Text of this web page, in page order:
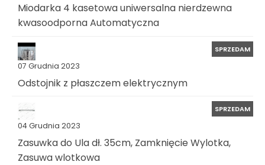
Miodarka 4 kasetowa uniwersalna nierdzewna
kwasoodporna Automatyczna
07 Grudnia 2023
SPRZEDAM
Odstojnik z płaszczem elektrycznym
04 Grudnia 2023
SPRZEDAM
Zasuwka do Ula dł. 35cm, Zamknięcie Wylotka,
Zasuwa wlotkowa